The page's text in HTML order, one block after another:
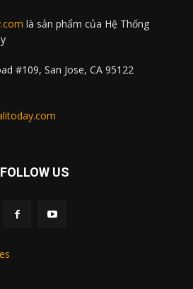
là sản phẩm của Hệ Thống
#109, San Jose, CA 95122
FOLLOW US